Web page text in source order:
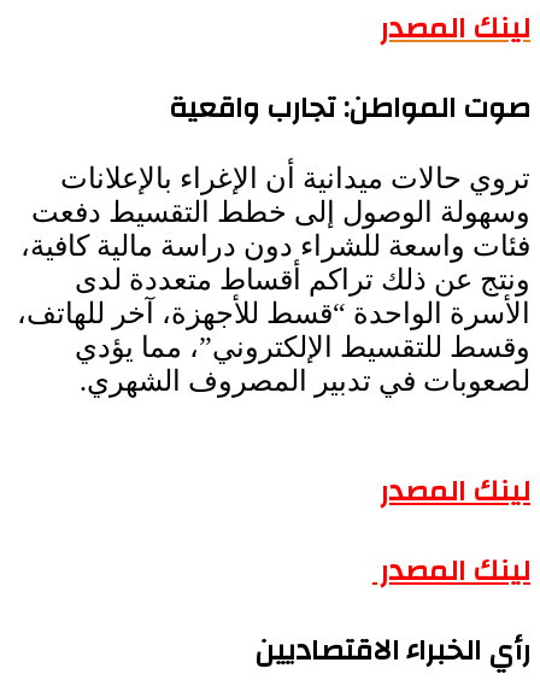
لينك المصدر
صوت المواطن: تجارب واقعية
تروي حالات ميدانية أن الإغراء بالإعلانات
وسهولة الوصول إلى خطط التقسيط دفعت
فئات واسعة للشراء دون دراسة مالية كافية،
ونتج عن ذلك تراكم أقساط متعددة لدى
الأسرة الواحدة “قسط للأجهزة، آخر للهاتف،
وقسط للتقسيط الإلكتروني”، مما يؤدي
لصعوبات في تدبير المصروف الشهري.
لينك المصدر
لينك المصدر
رأي الخبراء الاقتصاديين